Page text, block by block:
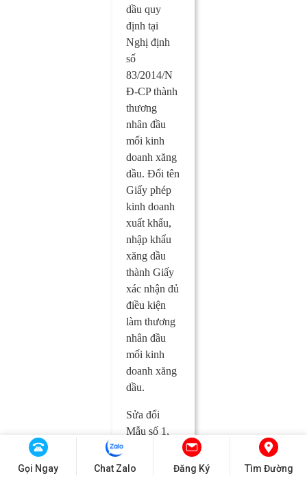
dầu quy
định tại
Nghị định
số
83/2014/N
Đ-CP thành
thương
nhân đầu
mối kinh
doanh xăng
dầu. Đổi tên
Giấy phép
kinh doanh
xuất khẩu,
nhập khẩu
xăng dầu
thành Giấy
xác nhận đủ
điều kiện
làm thương
nhân đầu
mối kinh
doanh xăng
dầu.
Sửa đổi
Mẫu số 1,
Mẫu số 3,
Gọi Ngay Chat Zalo Đăng Ký Tìm Đường